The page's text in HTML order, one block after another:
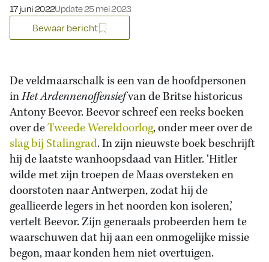
Gepubliceerd op:
17 juni 2022Update 25 mei 2023
Bewaar bericht
De veldmaarschalk is een van de hoofdpersonen
inHet Ardennenoffensiefvan de Britse historicus
Antony Beevor. Beevor schreef een reeks boeken
over deTweede Wereldoorlog, onder meer over de
slag bij Stalingrad. In zijn nieuwste boek beschrijft
hij de laatste wanhoopsdaad van Hitler. ‘Hitler
wilde met zijn troepen de Maas oversteken en
doorstoten naar Antwerpen, zodat hij de
geallieerde legers in het noorden kon isoleren,’
vertelt Beevor. Zijn generaals probeerden hem te
waarschuwen dat hij aan een onmogelijke missie
begon, maar konden hem niet overtuigen.